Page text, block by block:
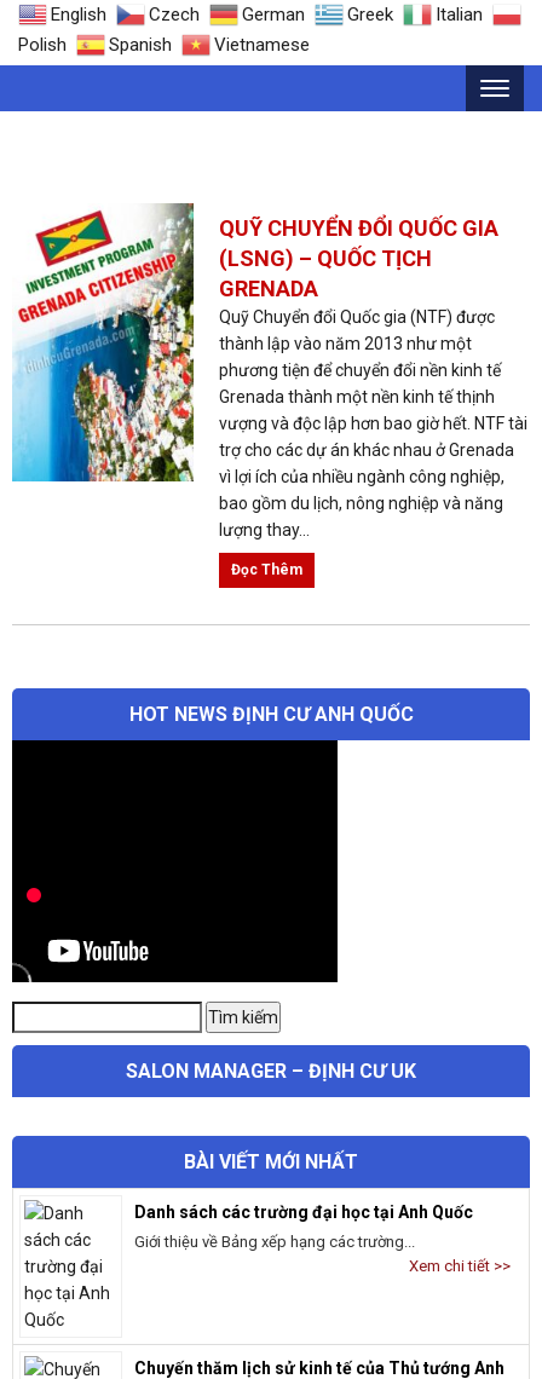
English Czech German Greek
Italian
Polish
Spanish Vietnamese
QUỸ CHUYỂN ĐỔI QUỐC GIA
(LSNG) – QUỐC TỊCH
GRENADA
Quỹ Chuyển đổi Quốc gia (NTF) được
thành lập vào năm 2013 như một
phương tiện để chuyển đổi nền kinh tế
Grenada thành một nền kinh tế thịnh
vượng và độc lập hơn bao giờ hết. NTF tài
trợ cho các dự án khác nhau ở Grenada
vì lợi ích của nhiều ngành công nghiệp,
bao gồm du lịch, nông nghiệp và năng
lượng thay...
Đọc Thêm
HOT NEWS ĐỊNH CƯ ANH QUỐC
kiếm:
Tìm kiếm
SALON MANAGER – ĐỊNH CƯ UK
BÀI VIẾT MỚI NHẤT
Danh sách các trường đại học tại Anh Quốc
Giới thiệu về Bảng xếp hạng các trường...
Xem chi tiết >>
Chuyến thăm lịch sử kinh tế của Thủ tướng Anh